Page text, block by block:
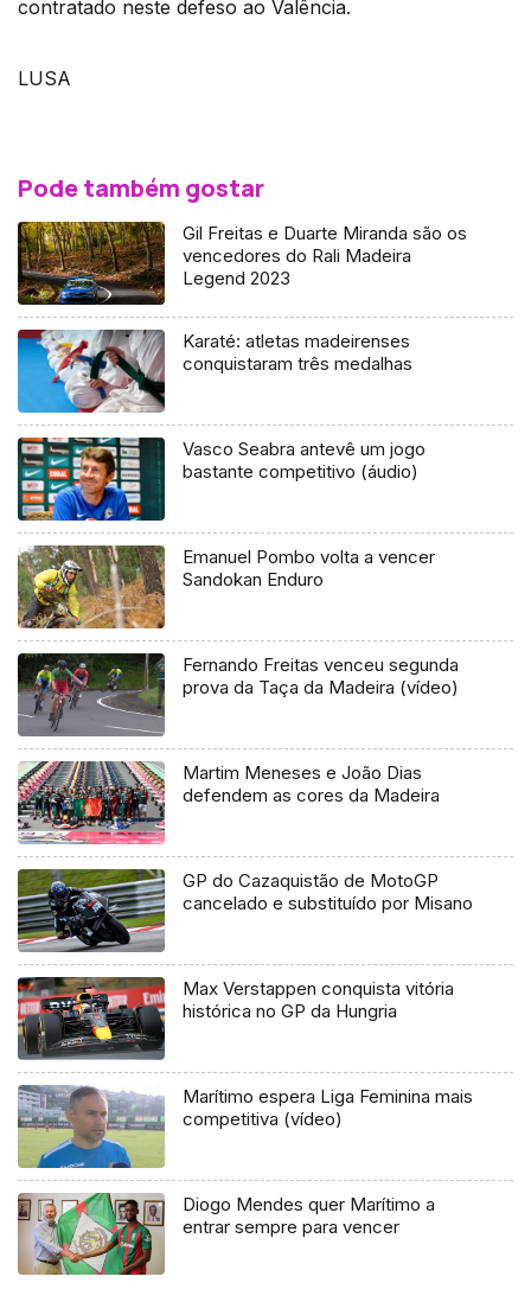
contratado neste defeso ao Valência.
LUSA
Pode também gostar
Gil Freitas e Duarte Miranda são os
vencedores do Rali Madeira
Legend 2023
Karaté: atletas madeirenses
conquistaram três medalhas
Vasco Seabra antevê um jogo
bastante competitivo (áudio)
Emanuel Pombo volta a vencer
Sandokan Enduro
Fernando Freitas venceu segunda
prova da Taça da Madeira (vídeo)
Martim Meneses e João Dias
defendem as cores da Madeira
GP do Cazaquistão de MotoGP
cancelado e substituído por Misano
Max Verstappen conquista vitória
histórica no GP da Hungria
Marítimo espera Liga Feminina mais
competitiva (vídeo)
Diogo Mendes quer Marítimo a
entrar sempre para vencer